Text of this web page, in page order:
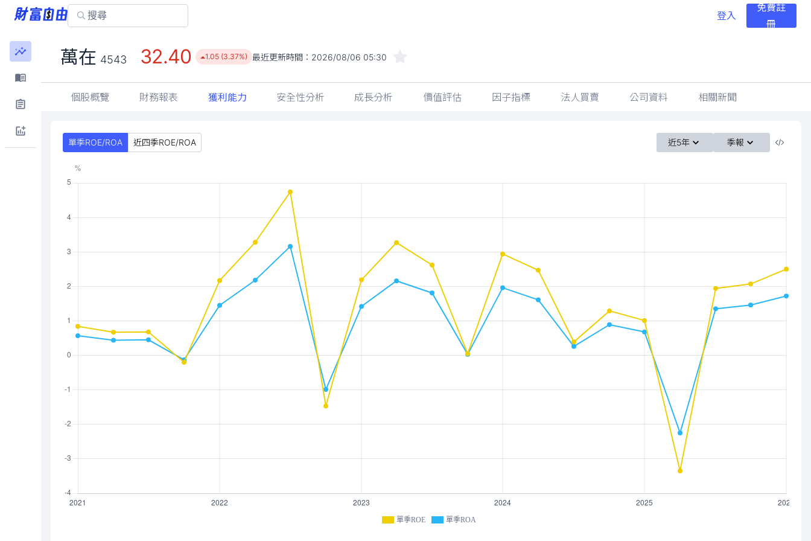
登入
免費註
冊
萬在 4543 32.40 1.05 (3.37%) 最近更新時間： 2026/08/06 05:30
個股概覽 財務報表 獲利能力 安全性分析 成長分析 價值評估 因子指標 法人買賣 公司資料 相關新聞
單季ROE/ROA 近四季ROE/ROA 近5年 季報
單季ROE 單季ROA